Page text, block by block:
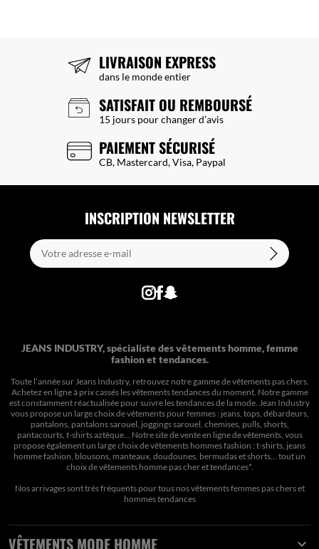
LIVRAISON EXPRESS
dans le monde entier
SATISFAIT OU REMBOURSÉ
15 jours pour changer d’avis
PAIEMENT SÉCURISÉ
CB, Mastercard, Visa, Paypal
INSCRIPTION NEWSLETTER
JEANS INDUSTRY, spécialiste des vêtements homme, femme
fashion et tendances.
Toute l’année sur Jeans Industry, retrouvez notre gamme de vêtements pas chers.
Achetez en ligne à prix cassés les vêtements tendances du moment. Notre gamme
est constamment réactualisée pour suivre les tendances de la mode. Jean Industry
vous propose un large choix de vêtements pour femmes : jeans, tops, débardeurs,
pantalons, pantalons sarouel, joggings sarouel, chemises, pulls, shorts,
pantacourts, t-shirts aztèque... Notre site de vente en ligne de vêtements, vous
propose également un large choix de vêtements hommes fashion : t-shirts, jeans
homme fashion, blousons, manteaux, doudounes, bermudas et shorts… tout un
choix devêtements homme pas cher et tendances*.
Nos arrivages sont très fréquents pour tous nosvêtements femmes pas cherset
hommes tendances
VÊTEMENTS MODE HOMME 